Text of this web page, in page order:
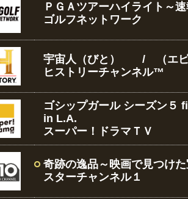
ＰＧＡツアーハイライト～
ゴルフネットワーク
宇宙人（びと） / （エピ
ヒストリーチャンネル™
ゴシップガール シーズン
in L.A.
スーパー！ドラマＴＶ
奇跡の逸品～映画で見つけ
スターチャンネル１